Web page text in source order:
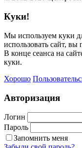
Куки!
Мы используем куки
использовать сайт, вы
В конце сеанса на
куки.
Хорошо
Авторизация
Логин
Пароль
Запомнить меня